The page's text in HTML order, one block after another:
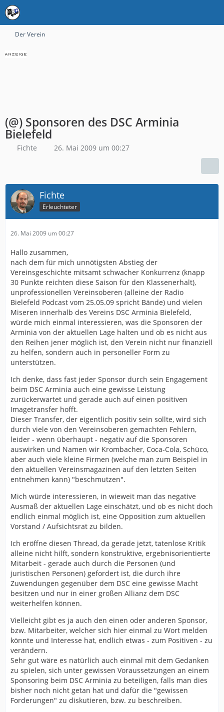
Der Verein
(@) Sponsoren des DSC Arminia
Bielefeld
Fichte 26. Mai 2009 um 00:27
Fichte
Erleuchteter
26. Mai 2009 um 00:27
Hallo zusammen,
nach dem für mich unnötigsten Abstieg der
Vereinsgeschichte mitsamt schwacher Konkurrenz (knapp
30 Punkte reichten diese Saison für den Klassenerhalt),
unprofessionellen Vereinsoberen (alleine der Radio
Bielefeld Podcast vom 25.05.09 spricht Bände) und vielen
Miseren innerhalb des Vereins DSC Arminia Bielefeld,
würde mich einmal interessieren, was die Sponsoren der
Arminia von der aktuellen Lage halten und ob es nicht aus
den Reihen jener möglich ist, den Verein nicht nur finanziell
zu helfen, sondern auch in personeller Form zu
unterstützen.
Ich denke, dass fast jeder Sponsor durch sein Engagement
beim DSC Arminia auch eine gewisse Leistung
zurückerwartet und gerade auch auf einen positiven
Imagetransfer hofft.
Dieser Transfer, der eigentlich positiv sein sollte, wird sich
durch viele von den Vereinsoberen gemachten Fehlern,
leider - wenn überhaupt - negativ auf die Sponsoren
auswirken und Namen wir Krombacher, Coca-Cola, Schüco,
aber auch viele kleine Firmen (welche man zum Beispiel in
den aktuellen Vereinsmagazinen auf den letzten Seiten
entnehmen kann) "beschmutzen".
Mich würde interessieren, in wieweit man das negative
Ausmaß der aktuellen Lage einschätzt, und ob es nicht doch
endlich einmal möglich ist, eine Opposition zum aktuellen
Vorstand / Aufsichtsrat zu bilden.
Ich eröffne diesen Thread, da gerade jetzt, tatenlose Kritik
alleine nicht hilft, sondern konstruktive, ergebnisorientierte
Mitarbeit - gerade auch durch die Personen (und
juristischen Personen) gefordert ist, die durch ihre
Zuwendungen gegenüber dem DSC eine gewisse Macht
besitzen und nur in einer großen Allianz dem DSC
weiterhelfen können.
Vielleicht gibt es ja auch den einen oder anderen Sponsor,
bzw. Mitarbeiter, welcher sich hier einmal zu Wort melden
könnte und Interesse hat, endlich etwas - zum Positiven - zu
verändern.
Sehr gut wäre es natürlich auch einmal mit dem Gedanken
zu spielen, sich unter gewissen Voraussetzungen an einem
Sponsoring beim DSC Arminia zu beteiligen, falls man dies
bisher noch nicht getan hat und dafür die "gewissen
Forderungen" zu diskutieren, bzw. zu beschreiben.